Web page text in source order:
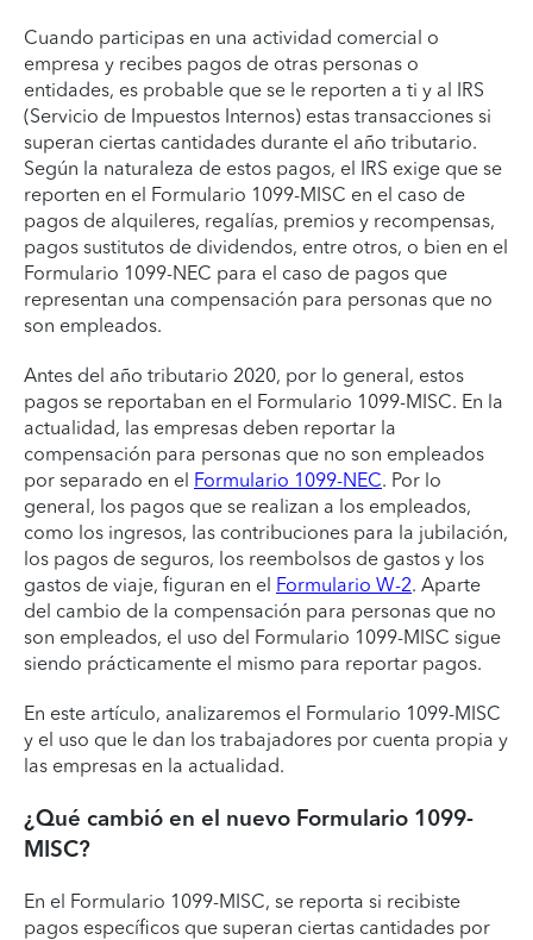
Cuando participas en una actividad comercial o
empresa y recibes pagos de otras personas o
entidades, es probable que se le reporten a ti y al IRS
(Servicio de Impuestos Internos) estas transacciones si
superan ciertas cantidades durante el año tributario.
Según la naturaleza de estos pagos, el IRS exige que se
reporten en el Formulario 1099-MISC en el caso de
pagos de alquileres, regalías, premios y recompensas,
pagos sustitutos de dividendos, entre otros, o bien en el
Formulario 1099-NEC para el caso de pagos que
representan una compensación para personas que no
son empleados.
Antes del año tributario 2020, por lo general, estos
pagos se reportaban en el Formulario 1099-MISC. En la
actualidad, las empresas deben reportar la
compensación para personas que no son empleados
por separado en el Formulario 1099-NEC. Por lo
general, los pagos que se realizan a los empleados,
como los ingresos, las contribuciones para la jubilación,
los pagos de seguros, los reembolsos de gastos y los
gastos de viaje, figuran en el Formulario W-2. Aparte
del cambio de la compensación para personas que no
son empleados, el uso del Formulario 1099-MISC sigue
siendo prácticamente el mismo para reportar pagos.
En este artículo, analizaremos el Formulario 1099-MISC
y el uso que le dan los trabajadores por cuenta propia y
las empresas en la actualidad.
¿Qué cambió en el nuevo Formulario 1099-
MISC?
En el Formulario 1099-MISC, se reporta si recibiste
pagos específicos que superan ciertas cantidades por